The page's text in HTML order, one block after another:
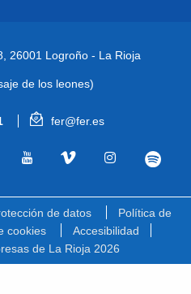
26001 Logroño - La Rioja
de los leones)
fer@fer.es
de datos
Política de
cookies
Accesibilidad
de La Rioja 2026